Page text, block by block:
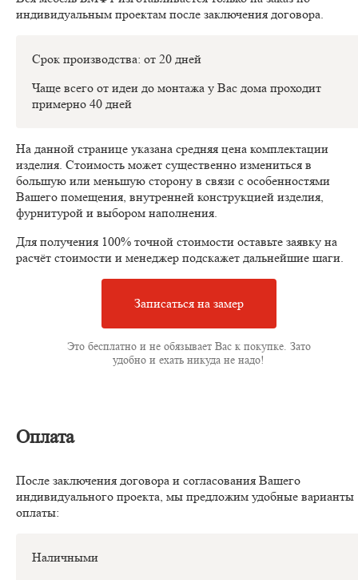
индивидуальным проектам после заключения договора.
Срок производства: от 20 дней
Чаще всего от идеи до монтажа у Вас дома проходит
примерно 40 дней
На данной странице указана средняя цена комплектации
изделия. Стоимость может существенно измениться в
большую или меньшую сторону в связи с особенностями
Вашего помещения, внутренней конструкцией изделия,
фурнитурой и выбором наполнения.
Для получения 100% точной стоимости оставьте заявку на
расчёт стоимости и менеджер подскажет дальнейшие шаги.
Записаться на замер
Это бесплатно и не обязывает Вас к покупке. Зато
удобно и ехать никуда не надо!
Оплата
После заключения договора и согласования Вашего
индивидуального проекта, мы предложим удобные варианты
оплаты:
Наличными